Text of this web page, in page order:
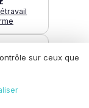
titres- sur ceux que